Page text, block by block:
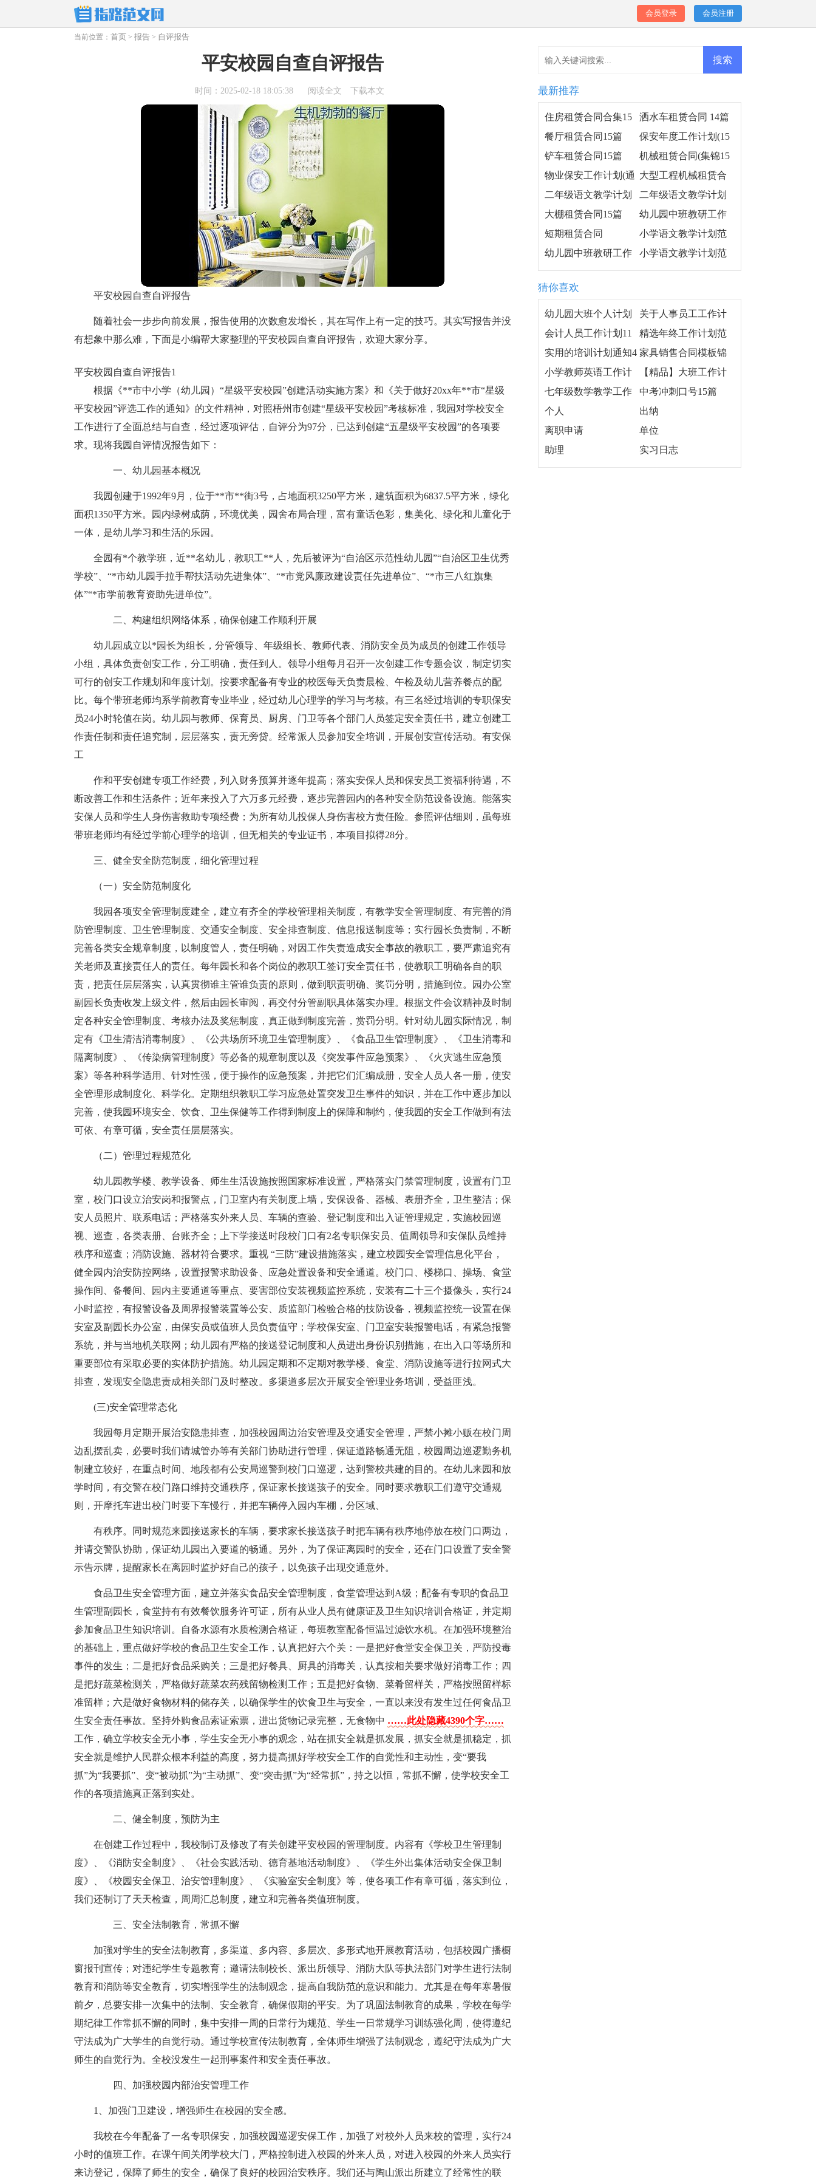
会员登录 会员注册
当前位置： 首页 > 报告 > 自评报告
平安校园自查自评报告
时间：2025-02-18 18:05:38 阅读全文 下载本文
平安校园自查自评报告
随着社会一步步向前发展，报告使用的次数愈发增长，其在写作上有一定的技巧。其实写报告并没
有想象中那么难，下面是小编帮大家整理的平安校园自查自评报告，欢迎大家分享。
平安校园自查自评报告1
根据《**市中小学（幼儿园）“星级平安校园”创建活动实施方案》和《关于做好20xx年**市“星级
平安校园”评选工作的通知》的文件精神，对照梧州市创建“星级平安校园”考核标准，我园对学校安全
工作进行了全面总结与自查，经过逐项评估，自评分为97分，已达到创建“五星级平安校园”的各项要
求。现将我园自评情况报告如下：
一、幼儿园基本概况
我园创建于1992年9月，位于**市**街3号，占地面积3250平方米，建筑面积为6837.5平方米，绿化
面积1350平方米。园内绿树成荫，环境优美，园舍布局合理，富有童话色彩，集美化、绿化和儿童化于
一体，是幼儿学习和生活的乐园。
全园有*个教学班，近**名幼儿，教职工**人，先后被评为“自治区示范性幼儿园”“自治区卫生优秀
学校”、“*市幼儿园手拉手帮扶活动先进集体”、“*市党风廉政建设责任先进单位”、“*市三八红旗集
体”“*市学前教育资助先进单位”。
二、构建组织网络体系，确保创建工作顺利开展
幼儿园成立以*园长为组长，分管领导、年级组长、教师代表、消防安全员为成员的创建工作领导
小组，具体负责创安工作，分工明确，责任到人。领导小组每月召开一次创建工作专题会议，制定切实
可行的创安工作规划和年度计划。按要求配备有专业的校医每天负责晨检、午检及幼儿营养餐点的配
比。每个带班老师均系学前教育专业毕业，经过幼儿心理学的学习与考核。有三名经过培训的专职保安
员24小时轮值在岗。幼儿园与教师、保育员、厨房、门卫等各个部门人员签定安全责任书，建立创建工
作责任制和责任追究制，层层落实，责无旁贷。经常派人员参加安全培训，开展创安宣传活动。有安保
工
作和平安创建专项工作经费，列入财务预算并逐年提高；落实安保人员和保安员工资福利待遇，不
断改善工作和生活条件；近年来投入了六万多元经费，逐步完善园内的各种安全防范设备设施。能落实
安保人员和学生人身伤害救助专项经费；为所有幼儿投保人身伤害校方责任险。参照评估细则，虽每班
带班老师均有经过学前心理学的培训，但无相关的专业证书，本项目拟得28分。
三、健全安全防范制度，细化管理过程
（一）安全防范制度化
我园各项安全管理制度建全，建立有齐全的学校管理相关制度，有教学安全管理制度、有完善的消
防管理制度、卫生管理制度、交通安全制度、安全排查制度、信息报送制度等；实行园长负责制，不断
完善各类安全规章制度，以制度管人，责任明确，对因工作失责造成安全事故的教职工，要严肃追究有
关老师及直接责任人的责任。每年园长和各个岗位的教职工签订安全责任书，使教职工明确各自的职
责，把责任层层落实，认真贯彻谁主管谁负责的原则，做到职责明确、奖罚分明，措施到位。园办公室
副园长负责收发上级文件，然后由园长审阅，再交付分管副职具体落实办理。根据文件会议精神及时制
定各种安全管理制度、考核办法及奖惩制度，真正做到制度完善，赏罚分明。针对幼儿园实际情况，制
定有《卫生清洁消毒制度》、《公共场所环境卫生管理制度》、《食品卫生管理制度》、《卫生消毒和
隔离制度》、《传染病管理制度》等必备的规章制度以及《突发事件应急预案》、《火灾逃生应急预
案》等各种科学适用、针对性强，便于操作的应急预案，并把它们汇编成册，安全人员人各一册，使安
全管理形成制度化、科学化。定期组织教职工学习应急处置突发卫生事件的知识，并在工作中逐步加以
完善，使我园环境安全、饮食、卫生保健等工作得到制度上的保障和制约，使我园的安全工作做到有法
可依、有章可循，安全责任层层落实。
（二）管理过程规范化
幼儿园教学楼、教学设备、师生生活设施按照国家标准设置，严格落实门禁管理制度，设置有门卫
室，校门口设立治安岗和报警点，门卫室内有关制度上墙，安保设备、器械、表册齐全，卫生整洁；保
安人员照片、联系电话；严格落实外来人员、车辆的查验、登记制度和出入证管理规定，实施校园巡
视、巡查，各类表册、台账齐全；上下学接送时段校门口有2名专职保安员、值周领导和安保队员维持
秩序和巡查；消防设施、器材符合要求。重视 “三防”建设措施落实，建立校园安全管理信息化平台，
健全园内治安防控网络，设置报警求助设备、应急处置设备和安全通道。校门口、楼梯口、操场、食堂
操作间、备餐间、园内主要通道等重点、要害部位安装视频监控系统，安装有二十三个摄像头，实行24
小时监控，有报警设备及周界报警装置等公安、质监部门检验合格的技防设备，视频监控统一设置在保
安室及副园长办公室，由保安员或值班人员负责值守；学校保安室、门卫室安装报警电话，有紧急报警
系统，并与当地机关联网；幼儿园有严格的接送登记制度和人员进出身份识别措施，在出入口等场所和
重要部位有采取必要的实体防护措施。幼儿园定期和不定期对教学楼、食堂、消防设施等进行拉网式大
排查，发现安全隐患责成相关部门及时整改。多渠道多层次开展安全管理业务培训，受益匪浅。
(三)安全管理常态化
我园每月定期开展治安隐患排查，加强校园周边治安管理及交通安全管理，严禁小摊小贩在校门周
边乱摆乱卖，必要时我们请城管办等有关部门协助进行管理，保证道路畅通无阻，校园周边巡逻勤务机
制建立较好，在重点时间、地段都有公安局巡警到校门口巡逻，达到警校共建的目的。在幼儿来园和放
学时间，有交警在校门路口维持交通秩序，保证家长接送孩子的安全。同时要求教职工们遵守交通规
则，开摩托车进出校门时要下车慢行，并把车辆停入园内车棚，分区域、
有秩序。同时规范来园接送家长的车辆，要求家长接送孩子时把车辆有秩序地停放在校门口两边，
并请交警队协助，保证幼儿园出入要道的畅通。另外，为了保证离园时的安全，还在门口设置了安全警
示告示牌，提醒家长在离园时监护好自己的孩子，以免孩子出现交通意外。
食品卫生安全管理方面，建立并落实食品安全管理制度，食堂管理达到A级；配备有专职的食品卫
生管理副园长，食堂持有有效餐饮服务许可证，所有从业人员有健康证及卫生知识培训合格证，并定期
参加食品卫生知识培训。自备水源有水质检测合格证，每班教室配备恒温过滤饮水机。在加强环境整治
的基础上，重点做好学校的食品卫生安全工作，认真把好六个关：一是把好食堂安全保卫关，严防投毒
事件的发生；二是把好食品采购关；三是把好餐具、厨具的消毒关，认真按相关要求做好消毒工作；四
是把好蔬菜检测关，严格做好蔬菜农药残留物检测工作；五是把好食物、菜肴留样关，严格按照留样标
准留样；六是做好食物材料的储存关，以确保学生的饮食卫生与安全，一直以来没有发生过任何食品卫
生安全责任事故。坚持外购食品索证索票，进出货物记录完整，无食物中 ……此处隐藏4390个字……
工作，确立学校安全无小事，学生安全无小事的观念，站在抓安全就是抓发展，抓安全就是抓稳定，抓
安全就是维护人民群众根本利益的高度，努力提高抓好学校安全工作的自觉性和主动性，变“要我
抓”为“我要抓”、变“被动抓”为“主动抓”、变“突击抓”为“经常抓”，持之以恒，常抓不懈，使学校安全工
作的各项措施真正落到实处。
二、健全制度，预防为主
在创建工作过程中，我校制订及修改了有关创建平安校园的管理制度。内容有《学校卫生管理制
度》、《消防安全制度》、《社会实践活动、德育基地活动制度》、《学生外出集体活动安全保卫制
度》、《校园安全保卫、治安管理制度》、《实验室安全制度》等，使各项工作有章可循，落实到位，
我们还制订了天天检查，周周汇总制度，建立和完善各类值班制度。
三、安全法制教育，常抓不懈
加强对学生的安全法制教育，多渠道、多内容、多层次、多形式地开展教育活动，包括校园广播橱
窗报刊宣传；对违纪学生专题教育；邀请法制校长、派出所领导、消防大队等执法部门对学生进行法制
教育和消防等安全教育，切实增强学生的法制观念，提高自我防范的意识和能力。尤其是在每年寒暑假
前夕，总要安排一次集中的法制、安全教育，确保假期的平安。为了巩固法制教育的成果，学校在每学
期纪律工作常抓不懈的同时，集中安排一周的日常行为规范、学生一日常规学习训练强化周，使得遵纪
守法成为广大学生的自觉行动。通过学校宣传法制教育，全体师生增强了法制观念，遵纪守法成为广大
师生的自觉行为。全校没发生一起刑事案件和安全责任事故。
四、加强校园内部治安管理工作
1、加强门卫建设，增强师生在校园的安全感。
我校在今年配备了一名专职保安，加强校园巡逻安保工作，加强了对校外人员来校的管理，实行24
小时的值班工作。在课午间关闭学校大门，严格控制进入校园的外来人员，对进入校园的外来人员实行
来访登记，保障了师生的安全，确保了良好的校园治安秩序。我们还与陶山派出所建立了经常性的联
最新推荐
住房租赁合同合集15
篇
洒水车租赁合同 14篇
餐厅租赁合同15篇
保安年度工作计划(15
篇)
铲车租赁合同15篇
机械租赁合同(集锦15
篇)
物业保安工作计划(通
用15篇)
大型工程机械租赁合
同
二年级语文教学计划
范文汇编15篇
二年级语文教学计划
范文(15篇)
大棚租赁合同15篇
幼儿园中班教研工作
计划
短期租赁合同
小学语文教学计划范
文(15篇)
幼儿园中班教研工作
计划集锦14篇
小学语文教学计划范
文15篇
猜你喜欢
幼儿园大班个人计划
集合五篇
关于人事员工工作计
划3篇
会计人员工作计划11
篇
精选年终工作计划范
文8篇
实用的培训计划通知4
篇
家具销售合同模板锦
集五篇
小学教师英语工作计
划汇总六篇
【精品】大班工作计
划模板汇编八篇
七年级数学教学工作
总结
中考冲刺口号15篇
个人
出纳
离职申请
单位
助理
实习日志